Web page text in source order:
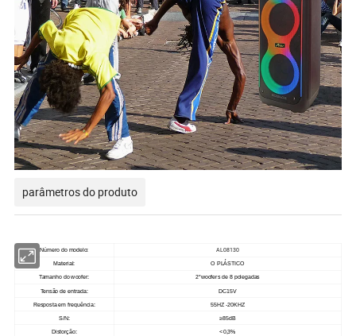
parâmetros do produto
Número do modelo: AL08130
Material: O PLÁSTICO
Tamanho do woofer: 2*woofers de 8 polegadas
Tensão de entrada: DC15V
Resposta em frequência: 55HZ -20KHZ
S/N: ≥85dB
Distorção: <0,3%